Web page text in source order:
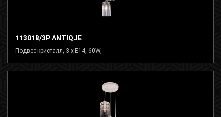
11301B/3P ANTIQUE
Подвес кристалл, 3 x E14, 60W,